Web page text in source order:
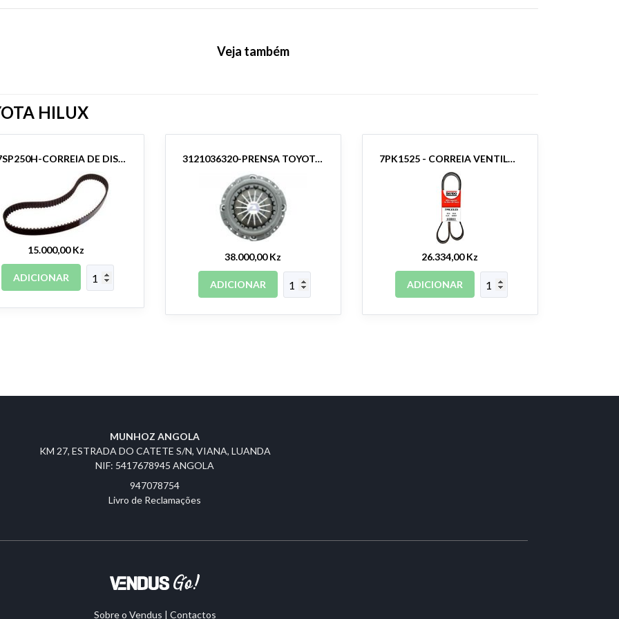
Veja também
HILUX
097SP250H-CORREIA DE DISTRIBUIÇÃO HILUX
15.000,00 Kz
ADICIONAR
3121036320-PRENSA TOYOTA HILUX
38.000,00 Kz
ADICIONAR
7PK1525 - CORREIA VENTILAÇÃO HILUX
26.334,00 Kz
ADICIONAR
MUNHOZ ANGOLA
KM 27, ESTRADA DO CATETE S/N, VIANA, LUANDA
NIF: 5417678945 ANGOLA
947078754
Livro de Reclamações
Sobre o Vendus | Contactos